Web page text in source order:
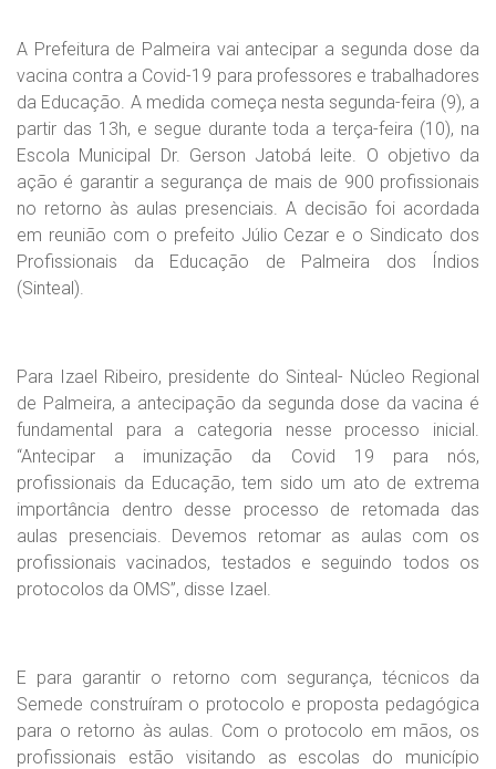
A Prefeitura de Palmeira vai antecipar a segunda dose da
vacina contra a Covid-19 para professores e trabalhadores
da Educação. A medida começa nesta segunda-feira (9), a
partir das 13h, e segue durante toda a terça-feira (10), na
Escola Municipal Dr. Gerson Jatobá leite. O objetivo da
ação é garantir a segurança de mais de 900 profissionais
no retorno às aulas presenciais. A decisão foi acordada
em reunião com o prefeito Júlio Cezar e o Sindicato dos
Profissionais da Educação de Palmeira dos Índios
(Sinteal).
Para Izael Ribeiro, presidente do Sinteal- Núcleo Regional
de Palmeira, a antecipação da segunda dose da vacina é
fundamental para a categoria nesse processo inicial.
“Antecipar a imunização da Covid 19 para nós,
profissionais da Educação, tem sido um ato de extrema
importância dentro desse processo de retomada das
aulas presenciais. Devemos retomar as aulas com os
profissionais vacinados, testados e seguindo todos os
protocolos da OMS”, disse Izael.
E para garantir o retorno com segurança, técnicos da
Semede construíram o protocolo e proposta pedagógica
para o retorno às aulas. Com o protocolo em mãos, os
profissionais estão visitando as escolas do município